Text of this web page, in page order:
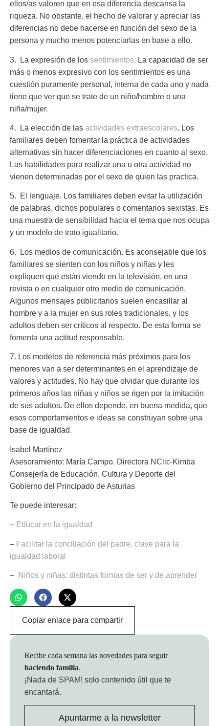
ellos/as valoren que en esa diferencia descansa la
riqueza. No obstante, el hecho de valorar y apreciar las
diferencias no debe hacerse en función del sexo de la
persona y mucho menos potenciarlas en base a ello.
3. La expresión de los sentimientos. La capacidad de ser
más o menos expresivo con los sentimientos es una
cuestión puramente personal, interna de cada uno y nada
tiene que ver que se trate de un niño/hombre o una
niña/mujer.
4. La elección de las actividades extraescolares. Los
familiares deben fomentar la práctica de actividades
alternativas sin hacer diferenciaciones en cuanto al sexo.
Las habilidades para realizar una u otra actividad no
vienen determinadas por el sexo de quien las practica.
5. El lenguaje. Los familiares deben evitar la utilización
de palabras, dichos populares o comentarios sexistas. Es
una muestra de sensibilidad hacia el tema que nos ocupa
y un modelo de trato igualitario.
6. Los medios de comunicación. Es aconsejable que los
familiares se sienten con los niños y niñas y les
expliquen qué están viendo en la televisión, en una
revista o en cualquier otro medio de comunicación.
Algunos mensajes publicitarios suelen encasillar al
hombre y a la mujer en sus roles tradicionales, y los
adultos deben ser críticos al respecto. De esta forma se
fomenta una actitud responsable.
7. Los modelos de referencia más próximos para los
menores van a ser determinantes en el aprendizaje de
valores y actitudes. No hay que olvidar que durante los
primeros años las niñas y niños se rigen por la imitación
de sus adultos. De ellos depende, en buena medida, que
esos comportamientos e ideas se construyan sobre una
base de igualdad.
Isabel Martínez
Asesoramiento: María Campo. Directora NClic-Kimba
Consejería de Educación, Cultura y Deporte del
Gobierno del Principado de Asturias
Te puede interesar:
– Educar en la igualdad
– Facilitar la conciliación del padre, clave para la
igualdad laboral
– Niños y niñas: distintas formas de ser y de aprender
Copiar enlace para compartir
Recibe cada semana las novedades para seguir
haciendo familia.
¡Nada de SPAM! solo contenido útil que te
encantará.
Apuntarme a la newsletter